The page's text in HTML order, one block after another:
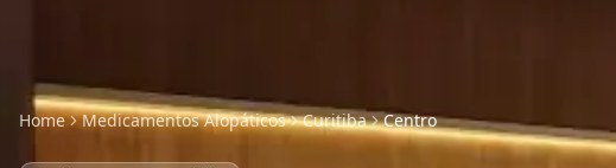
Home Medicamentos Alopáticos Curitiba Centro